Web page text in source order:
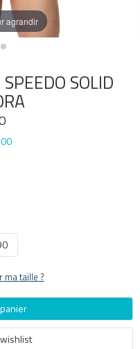
agrandir
SOLID
00
ma taille ?